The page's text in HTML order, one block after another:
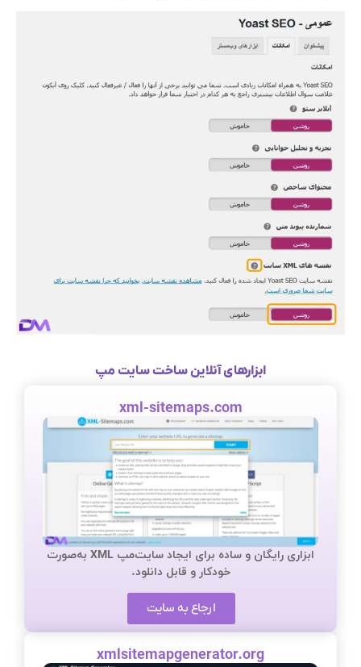
ابزارهای آنلاین ساخت سایت مپ
xml-sitemaps.com
ابزاری رایگان و ساده برای ایجاد سایت‌مپ XML به‌صورت
خودکار و قابل دانلود.
ارجاع به سایت
xmlsitemapgenerator.org